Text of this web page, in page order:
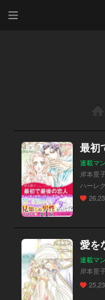
最初
連載マ
岸本景
ハーレ
愛を
連載マ
岸本景